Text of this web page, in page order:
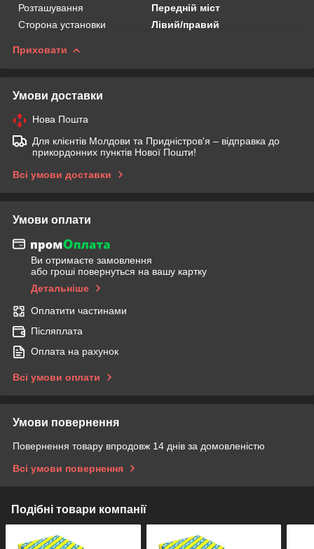
Розташування
Передній міст
Сторона установки
Лівий/правий
Приховати
Умови доставки
Нова Пошта
Для клієнтів Молдови та Придністров'я – відправка до
прикордонних пунктів Нової Пошти!
Всі умови доставки
Умови оплати
Ви отримаєте замовлення
або гроші повернуться на вашу картку
Детальніше
Оплатити частинами
Післяплата
Оплата на рахунок
Всі умови оплати
Умови повернення
Повернення товару впродовж 14 днів за домовленістю
Всі умови повернення
Подібні товари компанії